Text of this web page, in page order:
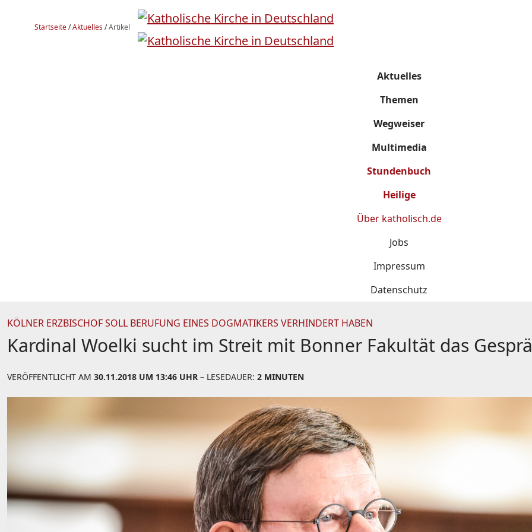
Startseite/Aktuelles/Artikel
Aktuelles
Themen
Wegweiser
Multimedia
Stundenbuch
Heilige
Über katholisch.de
Jobs
Impressum
Datenschutz
KÖLNER ERZBISCHOF SOLL BERUFUNG EINES DOGMATIKERS VERHINDERT HABEN
Kardinal Woelki sucht im Streit mit Bonner Fakultät das
VERÖFFENTLICHT AM 30.11.2018 UM 13:46 UHR – LESEDAUER: 2 MINUTEN